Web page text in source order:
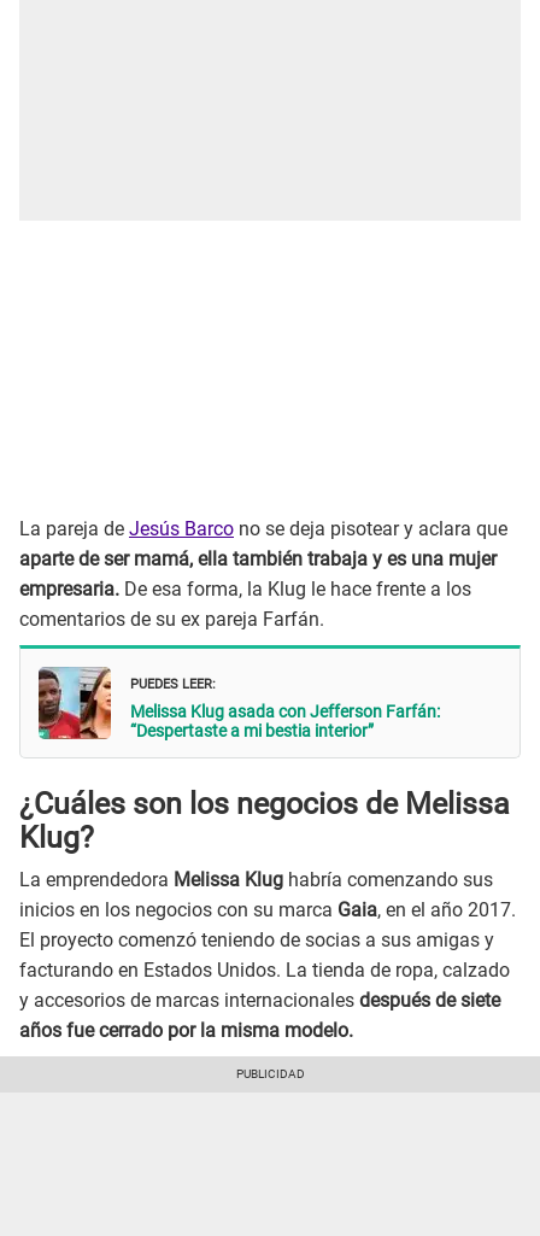
La pareja de Jesús Barco no se deja pisotear y aclara que
aparte de ser mamá, ella también trabaja y es una mujer
empresaria. De esa forma, la Klug le hace frente a los
comentarios de su ex pareja Farfán.
PUEDES LEER:
Melissa Klug asada con Jefferson Farfán:
“Despertaste a mi bestia interior”
¿Cuáles son los negocios de Melissa
Klug?
La emprendedora Melissa Klug habría comenzando sus
inicios en los negocios con su marca Gaia, en el año 2017.
El proyecto comenzó teniendo de socias a sus amigas y
facturando en Estados Unidos. La tienda de ropa, calzado
y accesorios de marcas internacionales después de siete
años fue cerrado por la misma modelo.